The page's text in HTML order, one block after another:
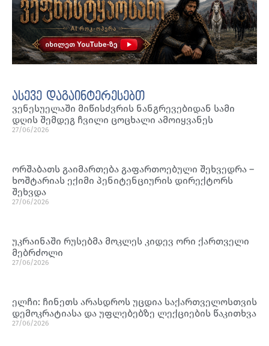
ასევე დაგაინტერესებთ
ვენესუელაში მიწისძვრის ნანგრევებიდან სამი
დღის შემდეგ ჩვილი ცოცხალი ამოიყვანეს
27/06/2026
ორშაბათს გაიმართება გაფართოებული შეხვედრა –
ხოშტარიას ექიმი პენიტენციურის დირექტორს
შეხვდა
27/06/2026
უკრაინაში რუსებმა მოკლეს კიდევ ორი ქართველი
მებრძოლი
27/06/2026
ელჩი: ჩინეთს არასდროს უცდია საქართველოსთვის
დემოკრატიასა და უფლებებზე ლექციების წაკითხვა
27/06/2026